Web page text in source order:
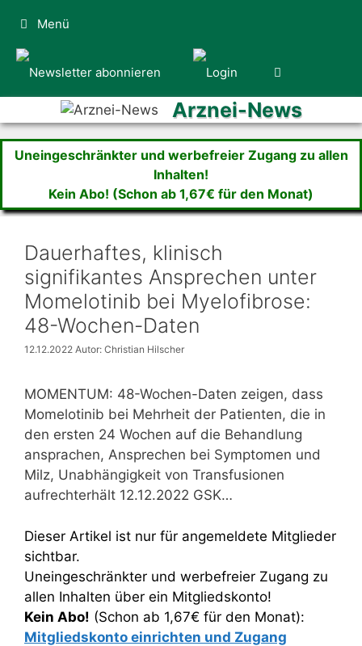
Inhalt
springen
Menü
Arznei-News
Uneingeschränkter und werbefreier Zugang zu allen
Inhalten!
Kein Abo! (Schon ab 1,67€ für den Monat)
Dauerhaftes, klinisch
signifikantes Ansprechen unter
Momelotinib bei Myelofibrose:
48-Wochen-Daten
12.12.2022 Autor: Christian Hilscher
MOMENTUM: 48-Wochen-Daten zeigen, dass
Momelotinib bei Mehrheit der Patienten, die in
den ersten 24 Wochen auf die Behandlung
ansprachen, Ansprechen bei Symptomen und
Milz, Unabhängigkeit von Transfusionen
aufrechterhält 12.12.2022 GSK…
Dieser Artikel ist nur für angemeldete Mitglieder
sichtbar.
Uneingeschränkter und werbefreier Zugang zu
allen Inhalten über ein Mitgliedskonto!
Kein Abo! (Schon ab 1,67€ für den Monat):
Mitgliedskonto einrichten und Zugang